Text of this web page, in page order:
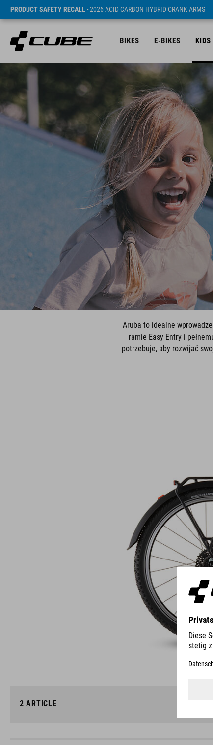
PRODUCT SAFETY RECALL- 2026 ACID CARBON HYBRID CRANK ARMS
BIKES E-BIKES KIDS
Aruba to idealne
ramie Easy Entry i
potrzebuje, aby rozwijać
2 ARTICLE